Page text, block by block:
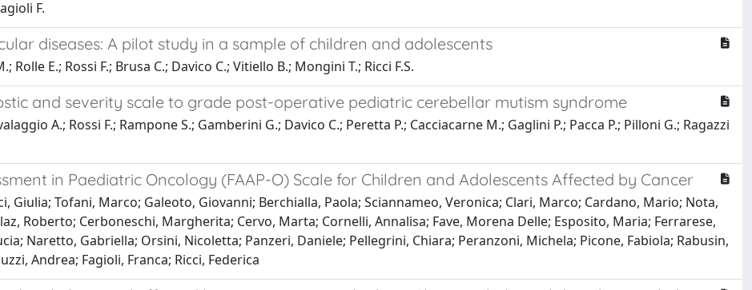
F.
diseases: A pilot study in a sample of children and adolescents
E.; Rossi F.; Brusa C.; Davico C.; Vitiello B.; Mongini T.; Ricci F.S.
and severity scale to grade post-operative pediatric cerebellar mutism syndrome
A.; Rossi F.; Rampone S.; Gamberini G.; Davico C.; Peretta P.; Cacciacarne M.; Gaglini P.; Pacca P.; Pilloni G.; Ragazzi
in Paediatric Oncology (FAAP-O) Scale for Children and Adolescents Affected by Cancer
Giulia; Tofani, Marco; Galeoto, Giovanni; Berchialla, Paola; Sciannameo, Veronica; Clari, Marco; Cardano, Mario; Nota,
Roberto; Cerboneschi, Margherita; Cervo, Marta; Cornelli, Annalisa; Fave, Morena Delle; Esposito, Maria; Ferrarese,
Naretto, Gabriella; Orsini, Nicoletta; Panzeri, Daniele; Pellegrini, Chiara; Peranzoni, Michela; Picone, Fabiola; Rabusin,
Andrea; Fagioli, Franca; Ricci, Federica